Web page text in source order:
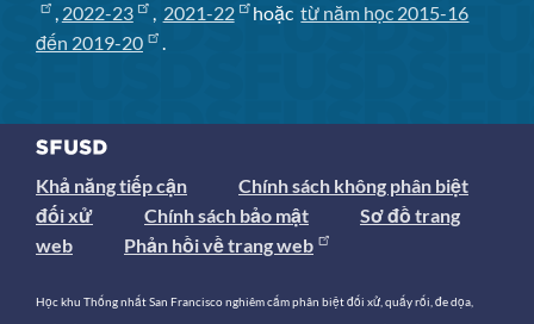
, 2022-23 , 2021-22 hoặctừ năm học 2015-16
đến 2019-20
.
Khả năng tiếp cận
Chính sách không phân biệt
đối xử
Chính sách bảo mật
Sơ đồ trang
web
Phản hồi về trang web
Học khu Thống nhất San Francisco nghiêm cấm phân biệt đối xử, quấy rối, đe dọa,